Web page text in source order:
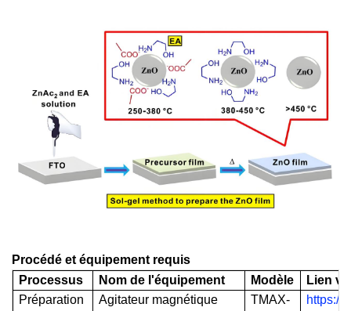
Procédé et équipement requis
Processus
Nom de l'équipement Modèle
Lien
Préparation
Agitateur magnétique
TMAX-
https://